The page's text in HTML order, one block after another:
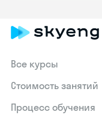
Все курсы
Стоимость занятий
Процесс обучения